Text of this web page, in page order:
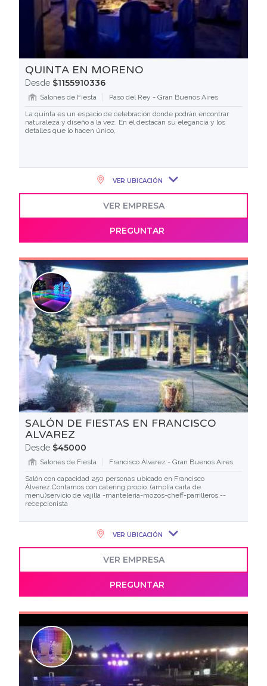
QUINTA EN MORENO
Desde $1155910336
Salones de Fiesta
Paso del Rey - Gran Buenos Aires
La quinta es un espacio de celebración donde podrán encontrar
naturaleza y diseño a la vez. En él destacan su elegancia y los
detalles que lo hacen único,
VER UBICACIÓN
VER EMPRESA
PREGUNTAR
SALÓN DE FIESTAS EN FRANCISCO
ALVAREZ
Desde $45000
Salones de Fiesta
Francisco Álvarez - Gran Buenos Aires
Salón con capacidad 250 personas ubicado en Francisco
Álverez.Contamos con catering propio .(amplia carta de
menu)servicio de vajilla -manteleria-mozos-cheff-parrilleros.--
recepcionista
VER UBICACIÓN
VER EMPRESA
PREGUNTAR